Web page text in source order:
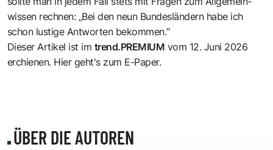
wissen rechnen: „Bei den neun Bundesländern habe ich
schon lustige Antworten bekommen.“
Dieser Artikel ist im trend.PREMIUM vom 12. Juni 2026
erchienen. Hiergeht's zum E-Paper.
ÜBER DIE AUTOREN